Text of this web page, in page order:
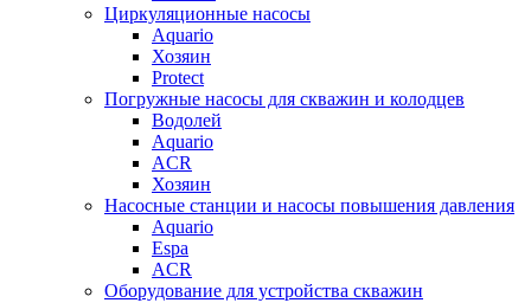
Циркуляционные насосы
Aquario
Хозяин
Protect
Погружные насосы для скважин и колодцев
Водолей
Aquario
ACR
Хозяин
Насосные станции и насосы повышения давления
Aquario
Espa
ACR
Оборудование для устройства скважин